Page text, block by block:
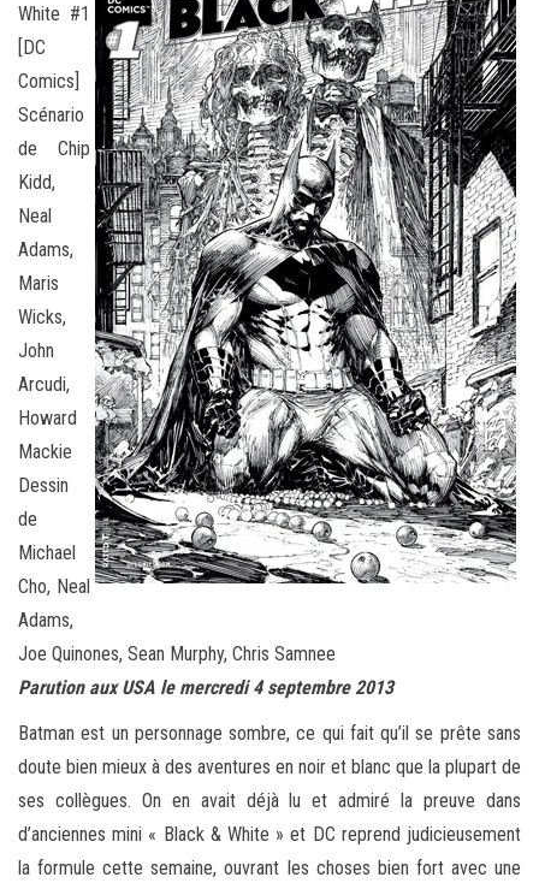
White #1
[DC
Comics]
Scénario
de Chip
Kidd,
Neal
Adams,
Maris
Wicks,
John
Arcudi,
Howard
Mackie
Dessin
de
Michael
Cho, Neal
Adams,
Joe Quinones, Sean Murphy, Chris Samnee
Parution aux USA le mercredi 4 septembre 2013
Batman est un personnage sombre, ce qui fait qu’il se prête sans
doute bien mieux à des aventures en noir et blanc que la plupart de
ses collègues. On en avait déjà lu et admiré la preuve dans
d’anciennes mini « Black & White » et DC reprend judicieusement
la formule cette semaine, ouvrant les choses bien fort avec une